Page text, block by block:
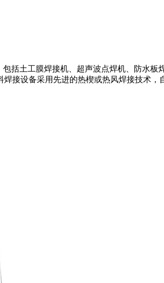
括土工膜焊接机、超声波点焊机、防水
接设备采用先进的热楔或热风焊接技术